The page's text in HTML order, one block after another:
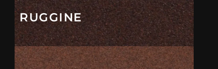
RUGGINE